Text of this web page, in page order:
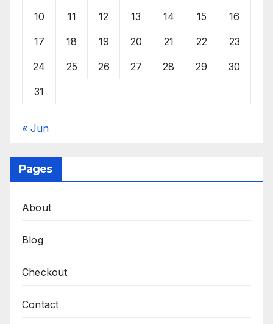
10 11 12 13 14 15 16
17 18 19 20 21 22 23
24 25 26 27 28 29 30
31
« Jun
Pages
About
Blog
Checkout
Contact